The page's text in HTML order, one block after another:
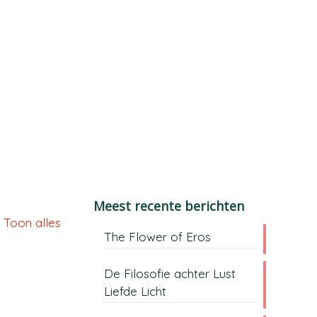
Toon alles
Meest recente berichten
The Flower of Eros
De Filosofie achter Lust
Liefde Licht